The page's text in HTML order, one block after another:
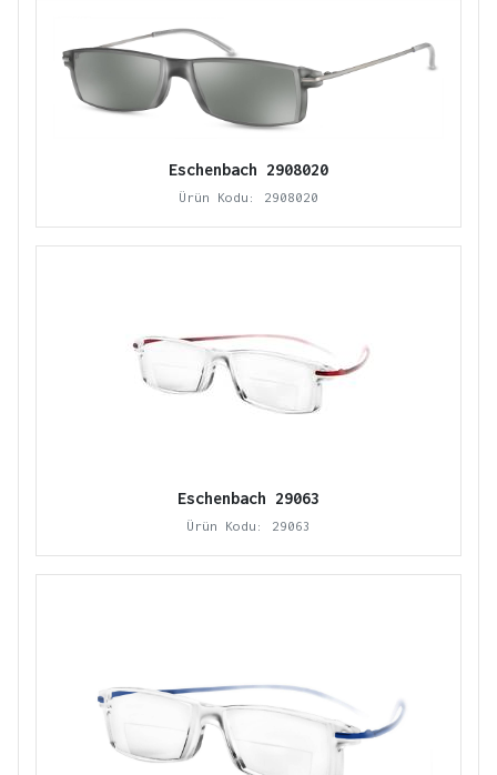
Eschenbach 2908020
Ürün Kodu: 2908020
Eschenbach 29063
Ürün Kodu: 29063